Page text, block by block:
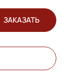
ЗАКАЗАТЬ